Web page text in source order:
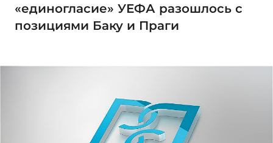
«единогласие» УЕФА разошлось с
позициями Баку и Праги